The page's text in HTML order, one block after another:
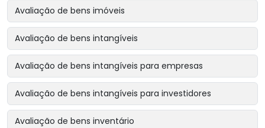
Avaliação de bens imóveis
Avaliação de bens intangíveis
Avaliação de bens intangíveis para empresas
Avaliação de bens intangíveis para investidores
Avaliação de bens inventário